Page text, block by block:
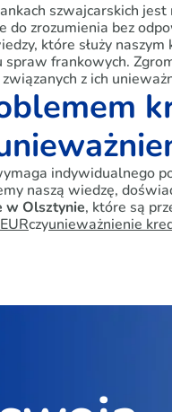
szwajcarskich
do zrozumienia bez
które służy
frankowych.
z ich
indywidualnego
naszą wiedzę,
w Olsztynie, które są
czyunieważnienie